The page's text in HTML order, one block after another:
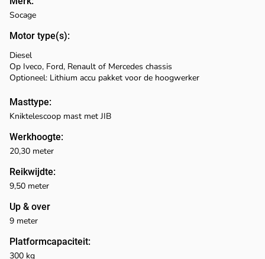
Masttype:
Werkhoogte:
Reikwijdte:
Up & over
Motor type(s):
Platformcapaciteit:
Socage
Kniktelescoop mast met JIB
20,30 meter
9,50 meter
9 meter
Diesel
Op Iveco, Ford, Renault of Mercedes chassis
Optioneel: Lithium accu pakket voor de hoogwerker
300 kg